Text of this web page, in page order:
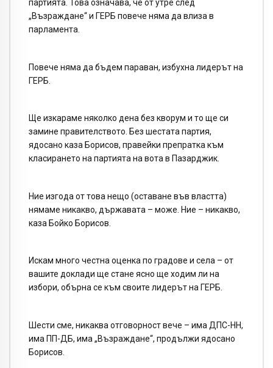
партията. Това означава, че от утре след
„Възраждане“ и ГЕРБ повече няма да влиза в
парламента.
Повече няма да бъдем параван, избухна лидерът на
ГЕРБ.
Ще изкараме няколко дена без кворум и то ще си
замине правителството. Без шестата партия,
ядосано каза Борисов, правейки препратка към
класирането на партията на вота в Пазарджик.
Ние изгода от това нещо (оставане във властта)
нямаме никакво, държавата – може. Ние – никакво,
каза Бойко Борисов.
Искам много честна оценка по градове и села – от
вашите доклади ще стане ясно ще ходим ли на
избори, обърна се към своите лидерът на ГЕРБ.
Шести сме, никаква отговорност вече – има ДПС-НН,
има ПП-ДБ, има „Възраждане“, продължи ядосано
Борисов.